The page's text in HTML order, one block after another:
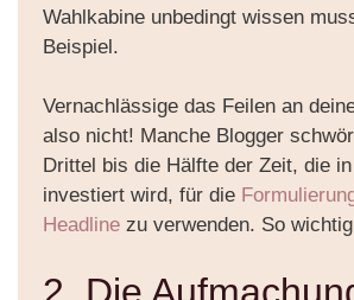
Wahlkabine unbedingt wissen
Beispiel.
Vernachlässige das Feilen an
also nicht! Manche Blogger
Drittel bis die Hälfte der Zeit, die
investiert wird, für die
Headline zu verwenden. So
2. Die